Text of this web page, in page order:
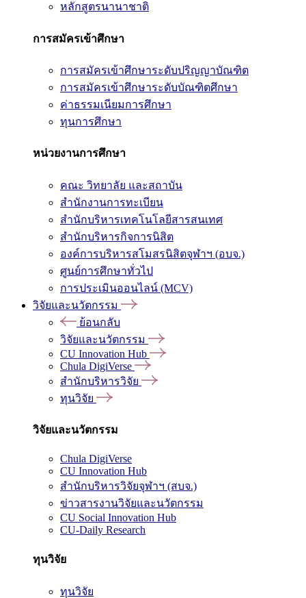
หลักสูตรนานาชาติ
การสมัครเข้าศึกษา
การสมัครเข้าศึกษาระดับปริญญาบัณฑิต
การสมัครเข้าศึกษาระดับบัณฑิตศึกษา
ค่าธรรมเนียมการศึกษา
ทุนการศึกษา
หน่วยงานการศึกษา
คณะ วิทยาลัย และสถาบัน
สำนักงานการทะเบียน
สำนักบริหารเทคโนโลยีสารสนเทศ
สำนักบริหารกิจการนิสิต
องค์การบริหารสโมสรนิสิตจุฬาฯ (อบจ.)
ศูนย์การศึกษาทั่วไป
การประเมินออนไลน์ (MCV)
วิจัยและนวัตกรรม
ย้อนกลับ
วิจัยและนวัตกรรม
CU Innovation Hub
Chula DigiVerse
สำนักบริหารวิจัย
ทุนวิจัย
วิจัยและนวัตกรรม
Chula DigiVerse
CU Innovation Hub
สำนักบริหารวิจัยจุฬาฯ (สบจ.)
ข่าวสารงานวิจัยและนวัตกรรม
CU Social Innovation Hub
CU-Daily Research
ทุนวิจัย
ทุนวิจัย